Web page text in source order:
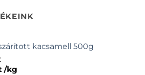
kacsamell 500g
/kg